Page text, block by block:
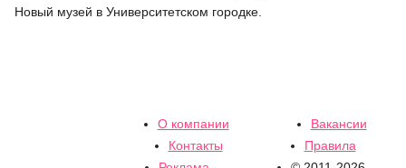
Новый музей в Университетском городке.
О компании
Вакансии
Контакты
Правила